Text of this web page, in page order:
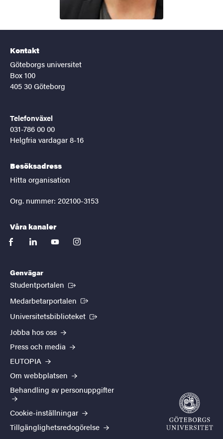
Kontakt
Göteborgs universitet
Box 100
405 30 Göteborg
Telefonväxel
031-786 00 00
Helgfria vardagar 8-16
Besöksadress
Hitta organisation
Org. nummer: 202100-3153
Våra kanaler
facebooklinkedinyoutubeinstagram
Genvägar
Studentportalen (Extern länk)
Medarbetarportalen (Extern länk)
Universitetsbiblioteket (Extern länk)
Jobba hos oss
Press och media
EUTOPIA
Om webbplatsen
Behandling av personuppgifter
Cookie-inställningar
Tillgänglighetsredogörelse